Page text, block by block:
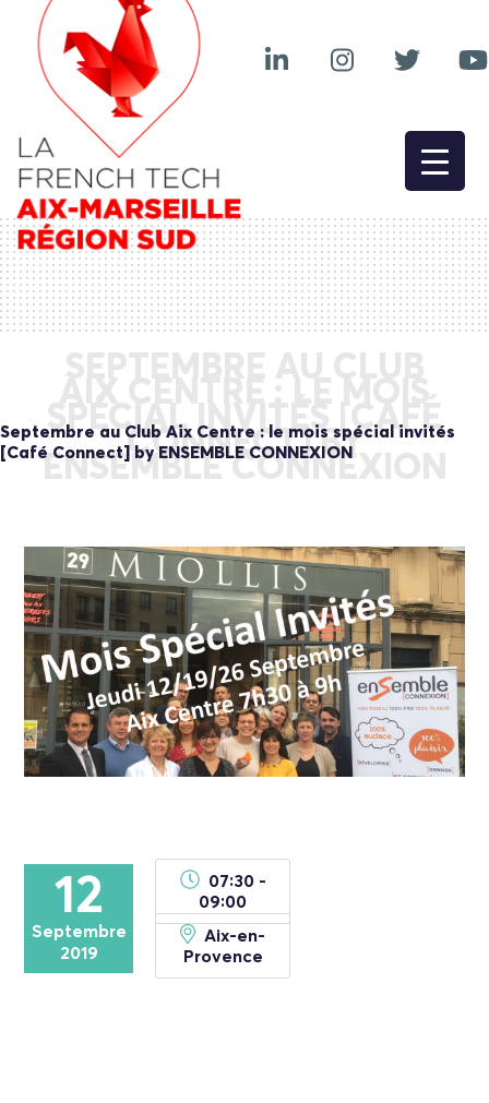
SEPTEMBRE AU CLUB
AIX CENTRE : LE MOIS
SPÉCIAL INVITÉS [CAFÉ
CONNECT] BY
ENSEMBLE CONNEXION
Septembre au Club Aix Centre : le mois spécial invités
[Café Connect] by ENSEMBLE CONNEXION
12
Septembre
2019
07:30 -
09:00
Aix-en-
Provence